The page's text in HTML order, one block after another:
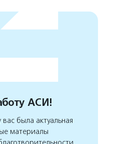
АСИ!
была актуальная
материалы